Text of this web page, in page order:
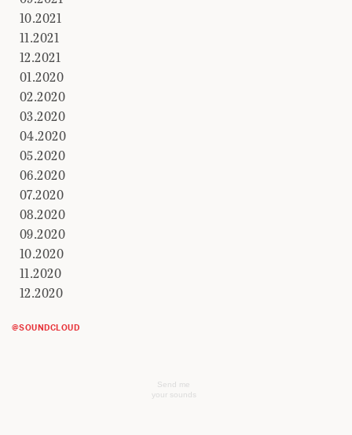
10.2021
11.2021
12.2021
01.2020
02.2020
03.2020
04.2020
05.2020
06.2020
07.2020
08.2020
09.2020
10.2020
11.2020
12.2020
@SOUNDCLOUD
Send me
your sounds